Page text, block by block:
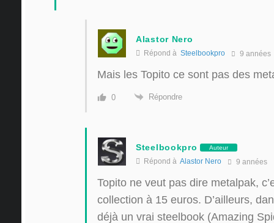
Alastor Nero
Répond à Steelbookpro 9 années
Mais les Topito ce sont pas des
0 Répondre
Steelbookpro Auteur
Répond à Alastor Nero 9 années
Topito ne veut pas dire metalpak,
collection à 15 euros. D’ailleurs,
déjà un vrai steelbook (Amazing